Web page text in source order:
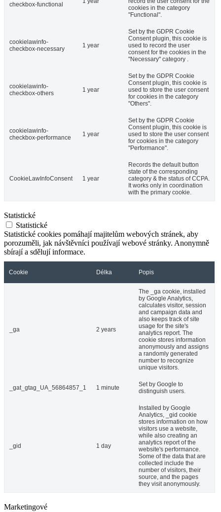
checkbox-functional
cookies in the category
"Functional".
cookielawinfo-
checkbox-necessary
1 year
Set by the GDPR Cookie
Consent plugin, this cookie is
used to record the user
consent for the cookies in the
"Necessary" category .
cookielawinfo-
checkbox-others
1 year
Set by the GDPR Cookie
Consent plugin, this cookie is
used to store the user consent
for cookies in the category
"Others".
cookielawinfo-
checkbox-performance
1 year
Set by the GDPR Cookie
Consent plugin, this cookie is
used to store the user consent
for cookies in the category
"Performance".
CookieLawInfoConsent 1 year
Records the default button
state of the corresponding
category & the status of CCPA.
It works only in coordination
with the primary cookie.
Statistické
Statistické
Statistické cookies pomáhají majitelům webových stránek, aby
porozuměli, jak návštěvníci používají webové stránky. Anonymně
sbírají a sdělují informace.
Cookie Délka Popis
_ga 2 years
The _ga cookie, installed
by Google Analytics,
calculates visitor, session
and campaign data and
also keeps track of site
usage for the site's
analytics report. The
cookie stores information
anonymously and assigns
a randomly generated
number to recognize
unique visitors.
_gat_gtag_UA_56864857_1 1 minute
Set by Google to
distinguish users.
_gid 1 day
Installed by Google
Analytics, _gid cookie
stores information on how
visitors use a website,
while also creating an
analytics report of the
website's performance.
Some of the data that are
collected include the
number of visitors, their
source, and the pages
they visit anonymously.
Marketingové